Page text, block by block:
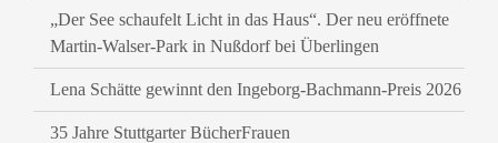
„Der See schaufelt Licht in das Haus“. Der neu eröffnete
Martin-Walser-Park in Nußdorf bei Überlingen
Lena Schätte gewinnt den Ingeborg-Bachmann-Preis 2026
35 Jahre Stuttgarter BücherFrauen